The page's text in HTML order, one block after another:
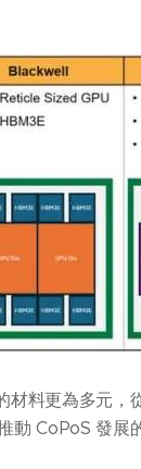
材料更為多元
動 CoPoS 發